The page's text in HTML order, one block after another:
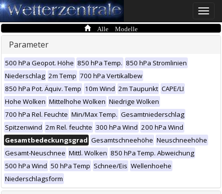
Toggle
Alle Modelle
Parameter
500 hPa Geopot. Höhe 850 hPa Temp. 850 hPa Stromlinien
Niederschlag 2m Temp 700 hPa Vertikalbew
850 hPa Pot. Äquiv. Temp 10m Wind 2m Taupunkt CAPE/LI
Hohe Wolken Mittelhohe Wolken Niedrige Wolken
700 hPa Rel. Feuchte Min/Max Temp. Gesamtniederschlag
Spitzenwind 2m Rel. feuchte 300 hPa Wind 200 hPa Wind
Gesamtbedeckungsgrad Gesamtschneehöhe Neuschneehöhe
Gesamt-Neuschnee Mittl. Wolken 850 hPa Temp. Abweichung
500 hPa Wind 50 hPa Temp Schnee/Eis Wellenhoehe
Niederschlagsform